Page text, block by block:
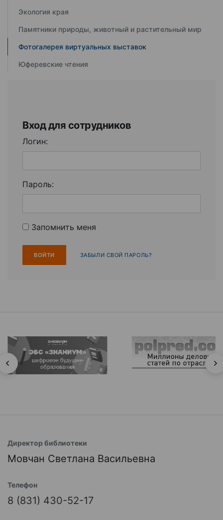
Экология края
Памятники природы, животный и растительный мир
Фотогалерея виртуальных выставок
Юферевские чтения
Вход для сотрудников
Логин:
Пароль:
Запомнить меня
ЗАБЫЛИ СВОЙ ПАРОЛЬ?
Директор библиотеки
Мовчан Светлана Васильевна
Телефон
8 (831) 430-52-17